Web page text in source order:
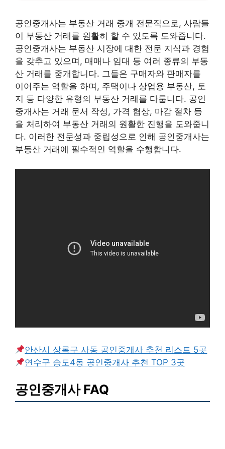
공인중개사는 부동산 거래 중개 전문직으로, 사람들
이 부동산 거래를 원활히 할 수 있도록 도와줍니다.
공인중개사는 부동산 시장에 대한 전문 지식과 경험
을 갖추고 있으며, 매매나 임대 등 여러 종류의 부동
산 거래를 중개합니다. 그들은 구매자와 판매자를
이어주는 역할을 하며, 주택이나 상업용 부동산, 토
지 등 다양한 유형의 부동산 거래를 다룹니다. 공인
중개사는 거래 문서 작성, 가격 협상, 마감 절차 등
을 처리하여 부동산 거래의 원활한 진행을 도와줍니
다. 이러한 전문성과 중립성으로 인해 공인중개사는
부동산 거래에 필수적인 역할을 수행합니다.
안산시 상록구 사동 공인중개사 추천 리스트 5곳
연수구 송도4동 공인중개사 추천 TOP 3곳
공인중개사 FAQ